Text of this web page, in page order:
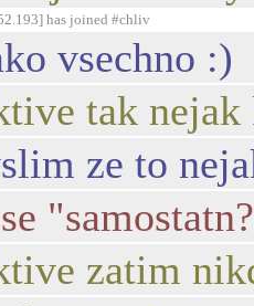
has joined #chliv
vsechno :)
tak
ze to
zatim